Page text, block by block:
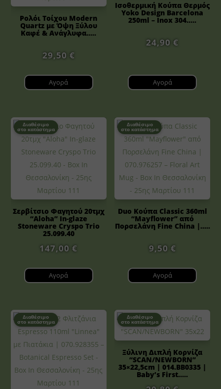
Ρολόι Τοίχου Modern
Quartz με Όψη Ξύλου
Καφέ & Ανάγλυφα.....
29,50 €
Αγορά
Ισοθερμική Κούπα Θερμός
Yoko Design Barcelona
250ml – Inox 304.....
24,90€
Αγορά
Διαθέσιμο
στο κατάστημα
Σερβίτσιο Φαγητού 20τμχ
“Aloha” In-glaze
Stoneware Cryspo Trio
25.099.40
147,00€
Αγορά
Διαθέσιμο
στο κατάστημα
Duo Κούπα Classic 360ml
“Mayflower” από
Πορσελάνη Fine China |.....
9,50 €
Αγορά
Διαθέσιμο
στο κατάστημα
Διαθέσιμο
στο κατάστημα
Ξύλινη Διπλή Κορνίζα
“SCAN/NEWBORN”
35×22,5cm | 014.BB0335 |
Baby’s First.....